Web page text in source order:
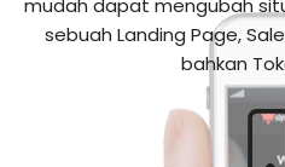
mudah dapat mengubah
sebuah Landing Page,
bahkan